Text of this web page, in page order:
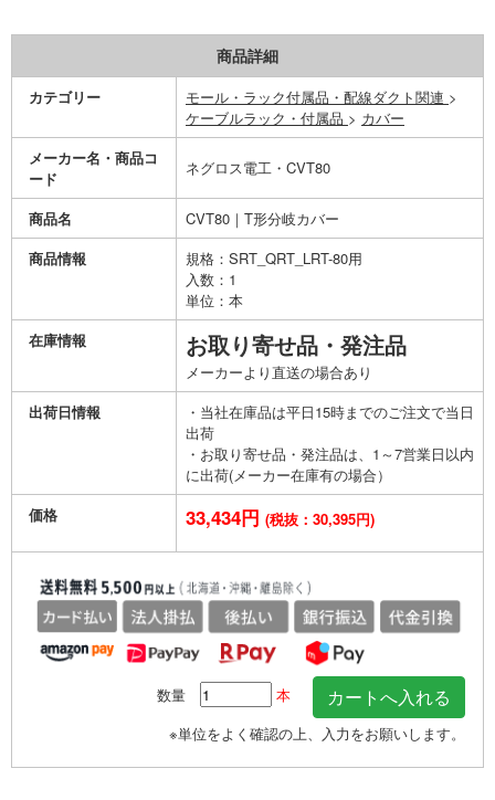
商品詳細
カテゴリー モール・ラック付属品・配線ダクト関連 >
ケーブルラック・付属品 > カバー
メーカー名・商品コ
ード
ネグロス電工・CVT80
商品名
CVT80｜T形分岐カバー
商品情報
規格：SRT_QRT_LRT-80用
入数：1
単位：本
在庫情報
お取り寄せ品・発注品
メーカーより直送の場合あり
出荷日情報
・当社在庫品は平日15時までのご注文で当日
出荷
・お取り寄せ品・発注品は、1～7営業日以内
に出荷(メーカー在庫有の場合）
価格
33,434円 (税抜：30,395円)
数量
本
※単位をよく確認の上、入力をお願いします。